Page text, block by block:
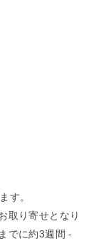
す。
取り寄せとなり
でに約3週間 -